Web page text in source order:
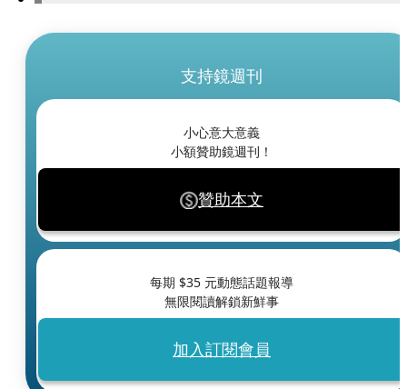
支持鏡週刊
小心意大意義
小額贊助鏡週刊！
贊助本文
每期 $35 元動態話題報導
無限閱讀解鎖新鮮事
加入訂閱會員